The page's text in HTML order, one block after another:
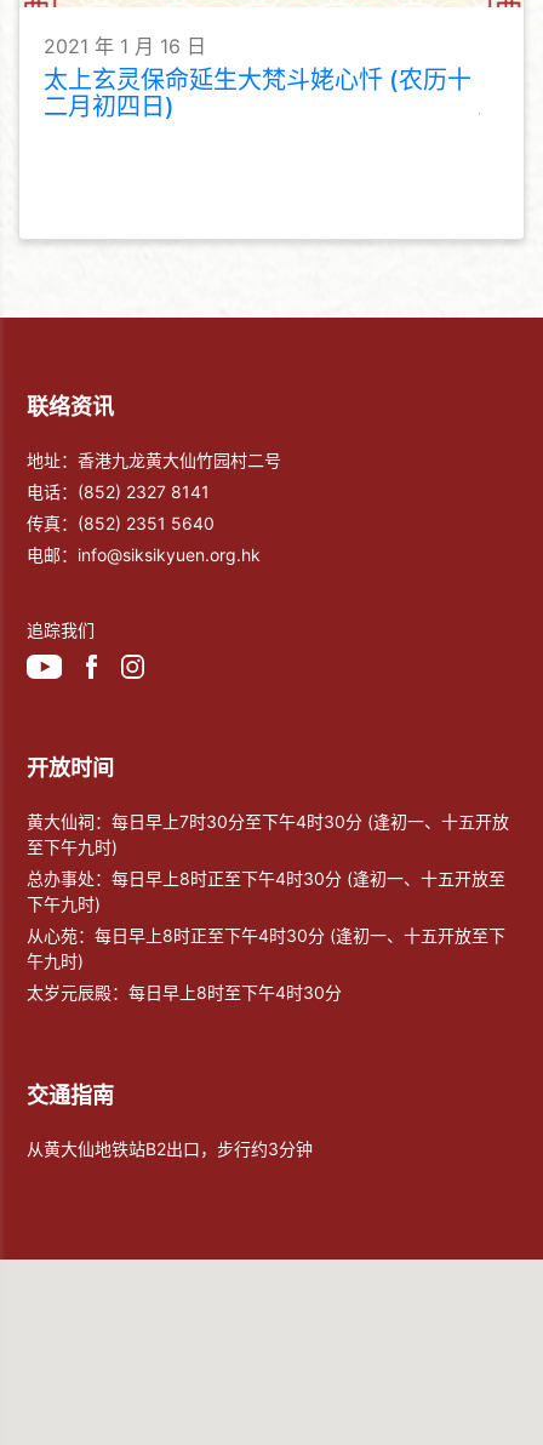
2021 年 1 月 16 日
太上玄灵保命延生大梵斗姥心忏 (农历十
二月初四日)
联络资讯
地址：香港九龙黄大仙竹园村二号
电话： (852) 2327 8141
传真： (852) 2351 5640
电邮： info@siksikyuen.org.hk
追踪我们
开放时间
黄大仙祠：每日早上7时30分至下午4时30分 (逢初一、十五开放
至下午九时)
总办事处：每日早上8时正至下午4时30分 (逢初一、十五开放至
下午九时)
从心苑：每日早上8时正至下午4时30分 (逢初一、十五开放至下
午九时)
太岁元辰殿：每日早上8时至下午4时30分
交通指南
从黄大仙地铁站B2出口，步行约3分钟